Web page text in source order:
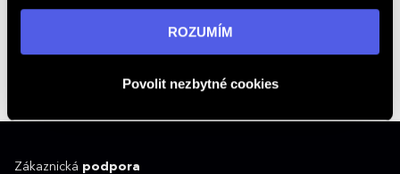
informací navštivte naši stránkuzásadách ochrany
ROZUMÍM
Povolit nezbytné cookies
+420 222 367 900
Zákaznická podpora